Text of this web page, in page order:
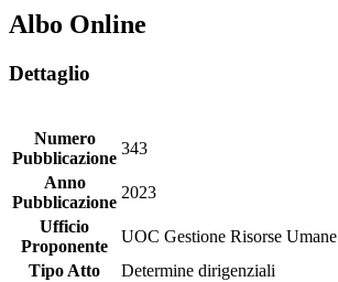
Albo Online
Dettaglio
Numero
Pubblicazione
343
Anno
Pubblicazione
2023
Ufficio
Proponente
UOC Gestione Risorse Umane
Tipo Atto
Determine dirigenziali